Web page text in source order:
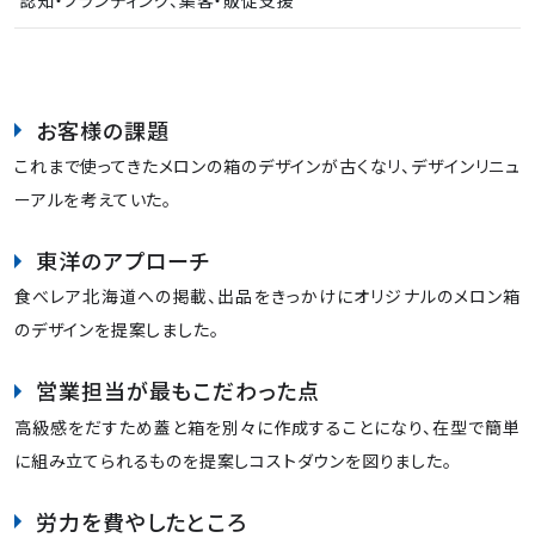
お客様の課題
これまで使ってきたメロンの箱のデザインが古くなリ、デザインリニュ
ーアルを考えていた。
東洋のアプローチ
食べレア北海道への掲載、出品をきっかけにオリジナルのメロン箱
のデザインを提案しました。
営業担当が最もこだわった点
高級感をだすため蓋と箱を別々に作成することになり、在型で簡単
に組み立てられるものを提案しコストダウンを図りました。
労力を費やしたところ